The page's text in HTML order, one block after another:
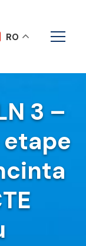
3 –
RO